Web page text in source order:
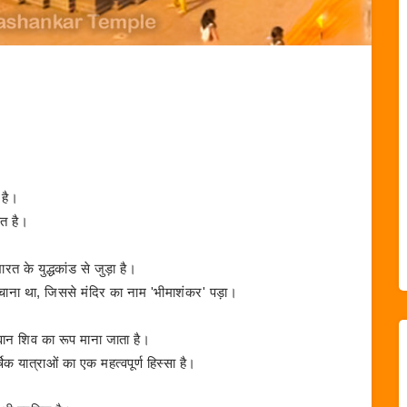
है।
के युद्धकांड से जुड़ा है।
था, जिससे मंदिर का नाम 'भीमाशंकर' पड़ा।
शिव का रूप माना जाता है।
यात्राओं का एक महत्वपूर्ण हिस्सा है।